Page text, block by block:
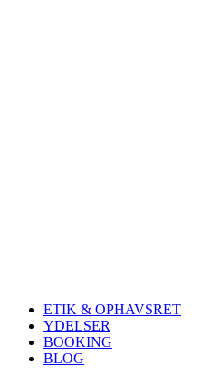
ETIK & OPHAVSRET
YDELSER
BOOKING
BLOG